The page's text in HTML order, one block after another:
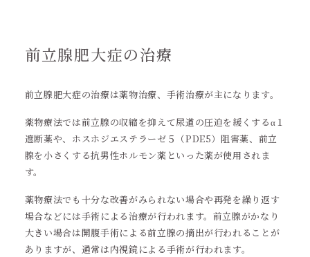
前立腺肥大症の治療
前立腺肥大症の治療は薬物治療、手術治療が主になります。
薬物療法では前立腺の収縮を抑えて尿道の圧迫を緩くするα１
遮断薬や、ホスホジエステラーゼ５（PDE5）阻害薬、前立
腺を小さくする抗男性ホルモン薬といった薬が使用されま
す。
薬物療法でも十分な改善がみられない場合や再発を繰り返す
場合などには手術による治療が行われます。前立腺がかなり
大きい場合は開腹手術による前立腺の摘出が行われることが
ありますが、通常は内視鏡による手術が行われます。